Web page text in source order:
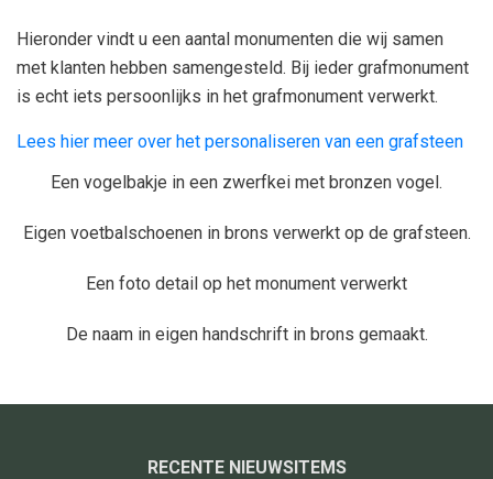
Hieronder vindt u een aantal monumenten die wij samen
met klanten hebben samengesteld. Bij ieder grafmonument
is echt iets persoonlijks in het grafmonument verwerkt.
Lees hier meer over het personaliseren van een grafsteen
Een vogelbakje in een zwerfkei met bronzen vogel.
Eigen voetbalschoenen in brons verwerkt op de grafsteen.
Een foto detail op het monument verwerkt
De naam in eigen handschrift in brons gemaakt.
RECENTE NIEUWSITEMS